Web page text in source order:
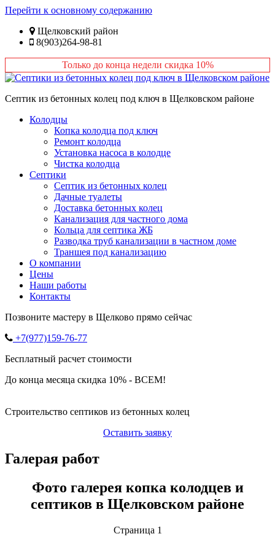
Перейти к основному содержанию
Щелковский район
8(903)264-98-81
Только до конца недели скидка 10%
Септик из бетонных колец под ключ в Щелковском районе
Колодцы
Копка колодца под ключ
Ремонт колодца
Установка насоса в колодце
Чистка колодца
Септики
Септик из бетонных колец
Дачные туалеты
Доставка бетонных колец
Канализация для частного дома
Кольца для септика ЖБ
Разводка труб канализации в частном доме
Траншея под канализацию
О компании
Цены
Наши работы
Контакты
Позвоните мастеру в Щелково прямо сейчас
+7(977)159-76-77
Бесплатный расчет стоимости
До конца месяца скидка 10% - ВСЕМ!
Строительство септиков из бетонных колец
Оставить заявку
Галерая работ
Фото галерея копка колодцев и
септиков в Щелковском районе
Страница 1